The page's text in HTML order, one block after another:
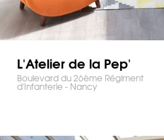
L'Atelier de la Pep'
Boulevard du 26ème Régiment
d'Infanterie - Nancy